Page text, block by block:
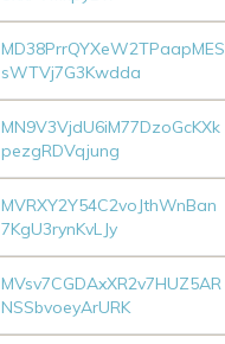
MD38PrrQYXeW2TPaapMES
sWTVj7G3Kwdda
MN9V3VjdU6iM77DzoGcKXk
pezgRDVqjung
MVRXY2Y54C2voJthWnBan
7KgU3rynKvLJy
MVsv7CGDAxXR2v7HUZ5AR
NSSbvoeyArURK